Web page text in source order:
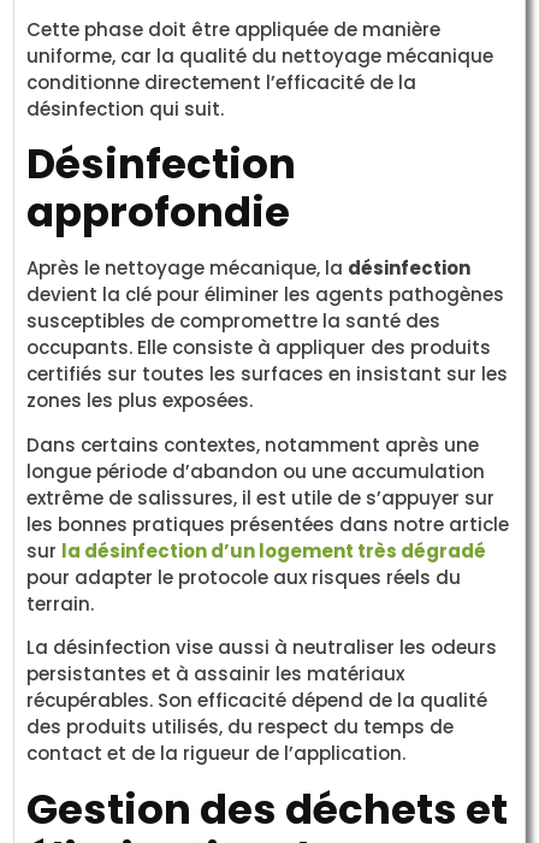
Cette phase doit être appliquée de manière
uniforme, car la qualité du nettoyage mécanique
conditionne directement l’efficacité de la
désinfection qui suit.
Désinfection
approfondie
Après le nettoyage mécanique, la désinfection
devient la clé pour éliminer les agents pathogènes
susceptibles de compromettre la santé des
occupants. Elle consiste à appliquer des produits
certifiés sur toutes les surfaces en insistant sur les
zones les plus exposées.
Dans certains contextes, notamment après une
longue période d’abandon ou une accumulation
extrême de salissures, il est utile de s’appuyer sur
les bonnes pratiques présentées dans notre article
sur la désinfection d’un logement très dégradé
pour adapter le protocole aux risques réels du
terrain.
La désinfection vise aussi à neutraliser les odeurs
persistantes et à assainir les matériaux
récupérables. Son efficacité dépend de la qualité
des produits utilisés, du respect du temps de
contact et de la rigueur de l’application.
Gestion des déchets et